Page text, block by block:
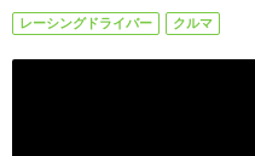
レーシングドライバー クルマ